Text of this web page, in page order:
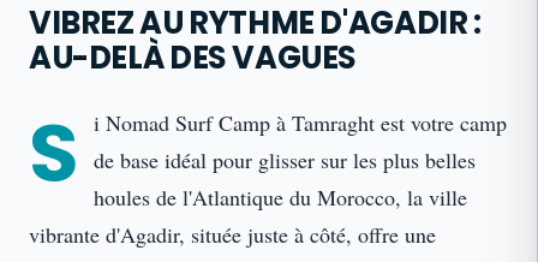
VIBREZ AU RYTHME D'AGADIR :
AU-DELÀ DES VAGUES
S
i Nomad Surf Camp à Tamraght est votre camp
de base idéal pour glisser sur les plus belles
houles de l'Atlantique du Morocco, la ville
vibrante d'Agadir, située juste à côté, offre une